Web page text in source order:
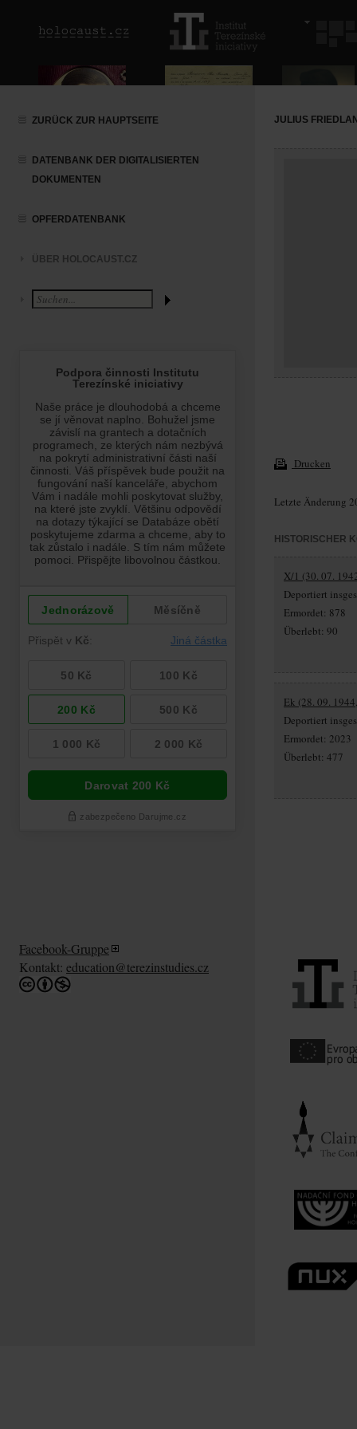
ZURÜCK ZUR HAUPTSEITE
DATENBANK DER DIGITALISIERTEN
DOKUMENTEN
OPFERDATENBANK
ÜBER HOLOCAUST.CZ
JULIUS
Drucken
Letzte Änderung
HISTORISCHER
X/1 (30. 07.
Deportiert
Ermordet: 878
Überlebt: 90
Ek (28. 09.
Deportiert
Ermordet: 2023
Überlebt: 477
Facebook-Gruppe
Kontakt: education@terezinstudies.cz